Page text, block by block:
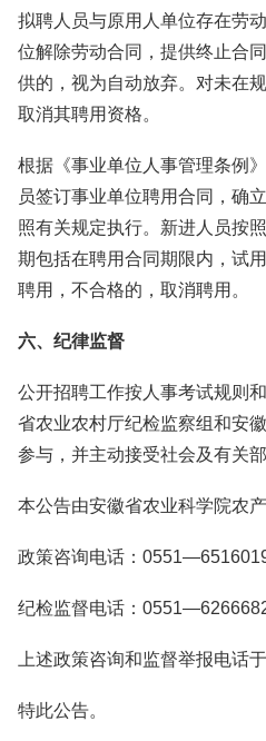
拟聘人员与原用人单位存在劳
位解除劳动合同，提供终止合
供的，视为自动放弃。对未在
取消其聘用资格。
根据《事业单位人事管理条例
员签订事业单位聘用合同，确
照有关规定执行。新进人员按
期包括在聘用合同期限内，试
聘用，不合格的，取消聘用。
六、纪律监督
公开招聘工作按人事考试规则
省农业农村厅纪检监察组和安
参与，并主动接受社会及有关部
本公告由安徽省农业科学院农
政策咨询电话：
纪检监督电话：
上述政策咨询和监督举报电话
特此公告。